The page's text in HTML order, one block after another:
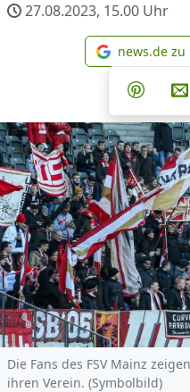
27.08.2023, 15.00 Uhr
news.de
Teilen
Die Fans des FSV Mainz
ihren Verein. (Symbolbild)